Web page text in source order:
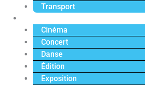
Transport
Cinéma
Concert
Danse
Édition
Exposition